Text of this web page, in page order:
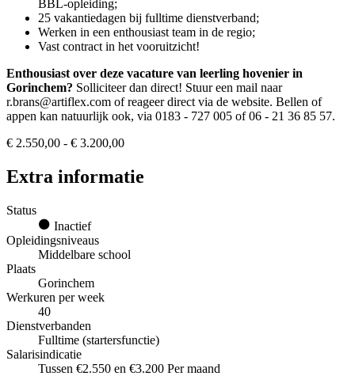
BBL-opleiding;
25 vakantiedagen bij fulltime dienstverband;
Werken in een enthousiast team in de regio;
Vast contract in het vooruitzicht!
Enthousiast over deze vacature van leerling hovenier in
Gorinchem? Solliciteer dan direct! Stuur een mail naar
r.brans@artiflex.com of reageer direct via de website. Bellen of
appen kan natuurlijk ook, via 0183 - 727 005 of 06 - 21 36 85 57.
€ 2.550,00 - € 3.200,00
Extra informatie
Status
Inactief
Opleidingsniveaus
Middelbare school
Plaats
Gorinchem
Werkuren per week
40
Dienstverbanden
Fulltime (startersfunctie)
Salarisindicatie
Tussen €2.550 en €3.200 Per maand